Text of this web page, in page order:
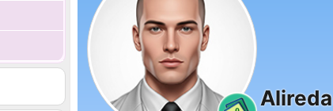
Alireda